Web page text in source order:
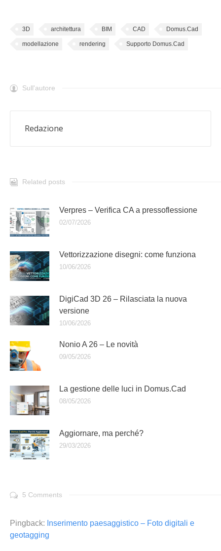
3D architettura BIM CAD Domus.Cad
modellazione rendering Supporto Domus.Cad
Sull'autore
Redazione
Related posts
Verpres – Verifica CA a pressoflessione
02/07/2026
Vettorizzazione disegni: come funziona
10/06/2026
DigiCad 3D 26 – Rilasciata la nuova
versione
10/06/2026
Nonio A 26 – Le novità
09/05/2026
La gestione delle luci in Domus.Cad
08/05/2026
Aggiornare, ma perché?
29/03/2026
5 Comments
Pingback: Inserimento paesaggistico – Foto digitali e
geotagging